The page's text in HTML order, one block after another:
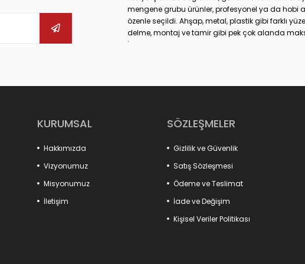
mengene grubu ürünler, profesyonel ya da hobi
özenle seçildi. Ahşap, metal, plastik gibi farklı
delme, montaj ve tamir gibi pek çok alanda
İster büyük ölçekli sanayi tipi işler yapıyor olun,
tam uyum sağlar. Mandal tipi pratik işkenceler
Kaliteyi, dayanıklılığı ve işlevselliği bir arada
artırmak için aradığınız her şey burada!
KURUMSAL
Hakkımızda
Vizyonumuz
Misyonumuz
İletişim
SÖZLEŞMELER
Gizlilik ve Güvenlik
Satış Sözleşmesi
Ödeme ve Teslimat
İade ve Değişim
Kişisel Veriler Politikası